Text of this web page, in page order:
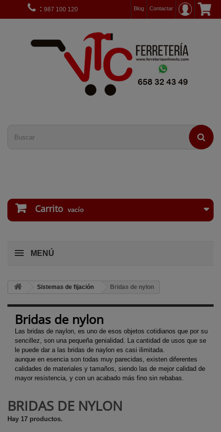
Contactar
: 987 100 120 Blog
Carrito vacío
MENÚ
Sistemas de fijación Bridas de nylon
Bridas de nylon
Las bridas de naylon, es uno de esos objetos cotidianos que por su
sencillez, son una pequeña genialidad. La cantidad de usos que se
le puede dar a las bridas de naylon es casi ilimitada.
aunque en esencia son todas muy parecidas, existen diferentes
calidades de materiales y tamaños, siendo las de mejor calidad de
mayor resistencia, y con un acabado más fino sin rebabas.
BRIDAS DE NYLON
Hay 17 productos.